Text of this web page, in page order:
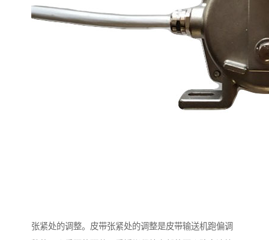
张紧处的调整。皮带张紧处的调整是皮带输送机跑偏调